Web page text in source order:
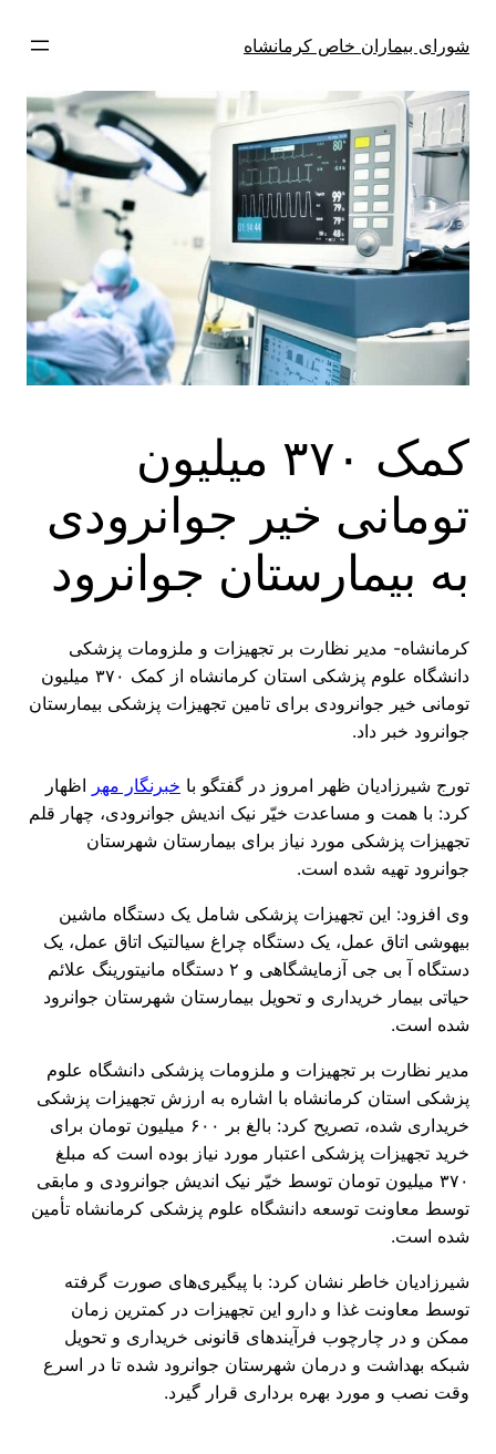
شورای بیماران خاص کرمانشاه
کمک ۳۷۰ میلیون
تومانی خیر جوانرودی
به بیمارستان جوانرود
کرمانشاه- مدیر نظارت بر تجهیزات و ملزومات پزشکی
دانشگاه علوم پزشکی استان کرمانشاه از کمک ۳۷۰ میلیون
تومانی خیر جوانرودی برای تامین تجهیزات پزشکی بیمارستان
جوانرود خبر داد.
تورج شیرزادیان ظهر امروز در گفتگو با خبرنگار مهر اظهار
کرد: با همت و مساعدت خیّر نیک اندیش جوانرودی، چهار قلم
تجهیزات پزشکی مورد نیاز برای بیمارستان شهرستان
جوانرود تهیه شده است.
وی افزود: این تجهیزات پزشکی شامل یک دستگاه ماشین
بیهوشی اتاق عمل، یک دستگاه چراغ سیالتیک اتاق عمل، یک
دستگاه آ بی جی آزمایشگاهی و ۲ دستگاه مانیتورینگ علائم
حیاتی بیمار خریداری و تحویل بیمارستان شهرستان جوانرود
شده است.
مدیر نظارت بر تجهیزات و ملزومات پزشکی دانشگاه علوم
پزشکی استان کرمانشاه با اشاره به ارزش تجهیزات پزشکی
خریداری شده، تصریح کرد: بالغ بر ۶۰۰ میلیون تومان برای
خرید تجهیزات پزشکی اعتبار مورد نیاز بوده است که مبلغ
۳۷۰ میلیون تومان توسط خیّر نیک اندیش جوانرودی و مابقی
توسط معاونت توسعه دانشگاه علوم پزشکی کرمانشاه تأمین
شده است.
شیرزادیان خاطر نشان کرد: با پیگیری‌های صورت گرفته
توسط معاونت غذا و دارو این تجهیزات در کمترین زمان
ممکن و در چارچوب فرآیندهای قانونی خریداری و تحویل
شبکه بهداشت و درمان شهرستان جوانرود شده تا در اسرع
وقت نصب و مورد بهره برداری قرار گیرد.